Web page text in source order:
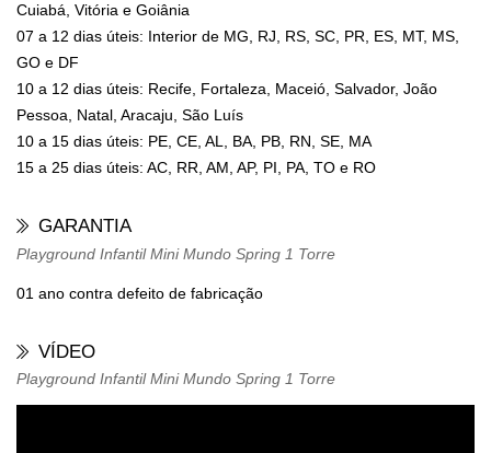
Cuiabá, Vitória e Goiânia
07 a 12 dias úteis: Interior de MG, RJ, RS, SC, PR, ES, MT, MS,
GO e DF
10 a 12 dias úteis: Recife, Fortaleza, Maceió, Salvador, João
Pessoa, Natal, Aracaju, São Luís
10 a 15 dias úteis: PE, CE, AL, BA, PB, RN, SE, MA
15 a 25 dias úteis: AC, RR, AM, AP, PI, PA, TO e RO
GARANTIA
Playground Infantil Mini Mundo Spring 1 Torre
01 ano contra defeito de fabricação
VÍDEO
Playground Infantil Mini Mundo Spring 1 Torre